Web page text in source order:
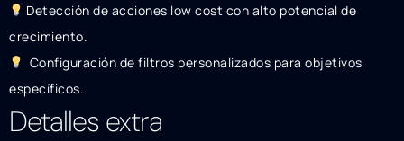
Detección de acciones low cost con alto potencial de
crecimiento.
Configuración de filtros personalizados para objetivos
específicos.
Detalles extra